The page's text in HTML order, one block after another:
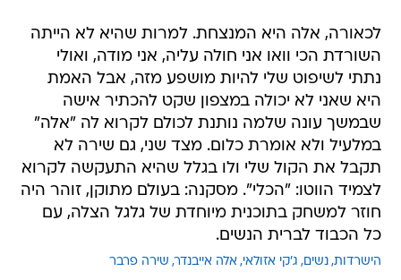
לכאורה, אלה היא המנצחת. למרות שהיא לא הייתה
השורדת הכי וואו אני חולה עליה, אני מודה, ואולי
נתתי לשיפוט שלי להיות מושפע מזה, אבל האמת
היא שאני לא יכולה במצפון שקט להכתיר אישה
שבמשך עונה שלמה נותנת לכולם לקרוא לה "אלה"
במלעיל ולא אומרת כלום. מצד שני, גם שירה לא
תקבל את הקול שלי ולו בגלל שהיא התעקשה לקרוא
לצמיד הווטו: "הכלי". מסקנה: בעולם מתוקן, זוהר היה
חוזר למשחק בתוכנית מיוחדת של גלגל הצלה, עם
כל הכבוד לברית הנשים.
הישרדות נשים ג'קי אזולאי אלה אייבנדר שירה פרבר